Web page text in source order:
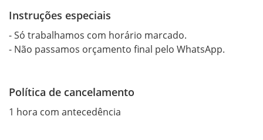
Instruções especiais
- Só trabalhamos com horário marcado.
- Não passamos orçamento final pelo WhatsApp.
Política de cancelamento
1 hora com antecedência